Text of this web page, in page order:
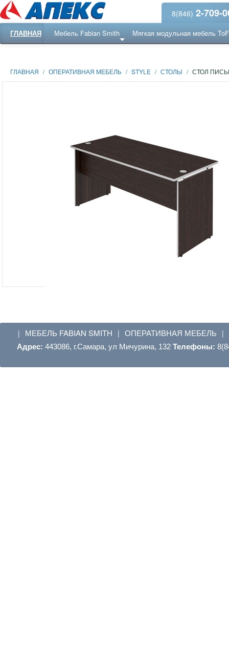
8(846) 2-709-
ГЛАВНАЯ Мебель Fabian Smith Мягкая модульная мебель
ГЛАВНАЯ / ОПЕРАТИВНАЯ МЕБЕЛЬ / STYLE / СТОЛЫ / СТОЛ
| МЕБЕЛЬ FABIAN SMITH | ОПЕРАТИВНАЯ МЕБЕЛЬ |
Адрес: 443086, г.Самара, ул Мичурина, 132 Телефоны: